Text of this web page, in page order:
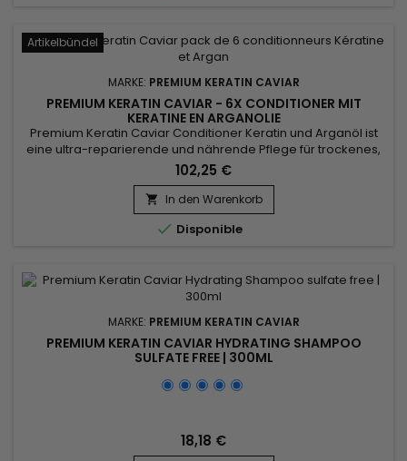
Artikelbündel
MARKE: PREMIUM KERATIN CAVIAR
PREMIUM KERATIN CAVIAR - 6X CONDITIONER MIT
KERATINE EN ARGANOLIE
Premium Keratin Caviar Conditioner Keratin und Arganöl ist
eine ultra-reparierende und nährende Pflege für trockenes,
geschädigtes Haar. Die nährende, restrukturierende Pflege
mit sehr hoher Konzentration wurde für alle Haartypen
entwickelt und verleiht Geschmeidigkeit, Glanz und
Feuchtigkeit. Premium Keratin Caviar Conditioner nährt,
umhüllt und...
102,25 €
 In den Warenkorb
 Disponible
MARKE: PREMIUM KERATIN CAVIAR
PREMIUM KERATIN CAVIAR HYDRATING SHAMPOO
SULFATE FREE | 300ML
18,18 €